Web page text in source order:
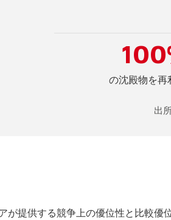
の沈殿物を再
出
が提供する競争上の優位性と比較